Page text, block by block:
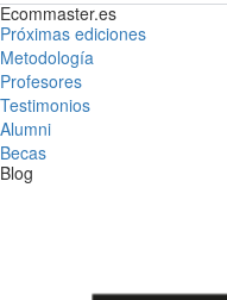
Ecommaster.es
Próximas ediciones
Metodología
Profesores
Testimonios
Alumni
Becas
Blog